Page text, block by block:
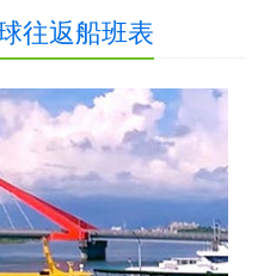
往返船班表